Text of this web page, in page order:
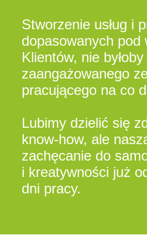
Stworzenie usług i
dopasowanych pod
Klientów, nie
zaangażowanego
pracującego na co
Lubimy dzielić się
know-how, ale
zachęcanie do
i kreatywności już
dni pracy.